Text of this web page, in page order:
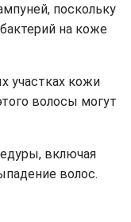
поскольку
на коже
участках кожи
волосы могут
включая
волос.